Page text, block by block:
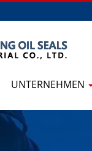
UNTERNEHMEN